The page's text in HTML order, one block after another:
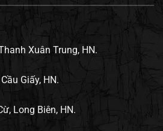
Xuân Trung, HN.
Giấy, HN.
Long Biên, HN.